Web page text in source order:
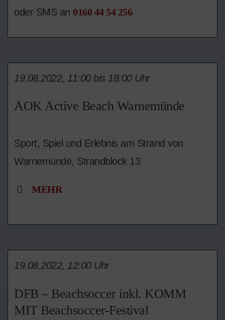
oder SMS an 0160 44 54 256
AOK Active Beach Warnemünde
19.08.2022, 11:00 bis 18:00 Uhr
Sport, Spiel und Erlebnis am Strand von
Warnemünde, Strandblock 13
MEHR
DFB – Beachsoccer inkl. KOMM
MIT Beachsoccer-Festival
19.08.2022, 12:00 Uhr